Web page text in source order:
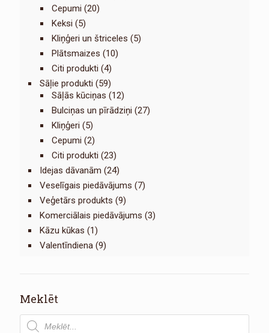
Cepumi (20)
Keksi (5)
Kliņģeri un štriceles (5)
Plātsmaizes (10)
Citi produkti (4)
Sāļie produkti (59)
Sāļās kūciņas (12)
Bulciņas un pīrādziņi (27)
Kliņģeri (5)
Cepumi (2)
Citi produkti (23)
Idejas dāvanām (24)
Veselīgais piedāvājums (7)
Veģetārs produkts (9)
Komerciālais piedāvājums (3)
Kāzu kūkas (1)
Valentīndiena (9)
Meklēt
Products
search